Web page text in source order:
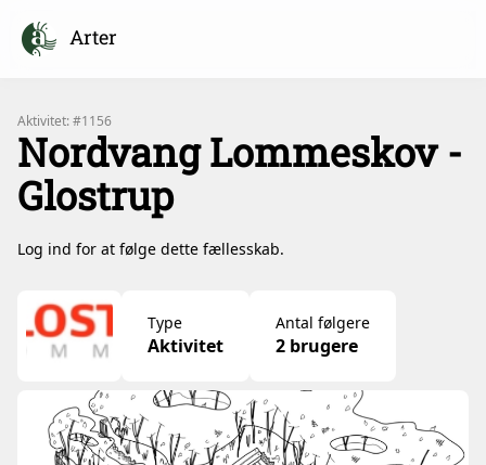
Arter
Aktivitet: #1156
Nordvang Lommeskov -
Glostrup
Log ind for at følge dette fællesskab.
Type
Aktivitet
Antal følgere
2 brugere